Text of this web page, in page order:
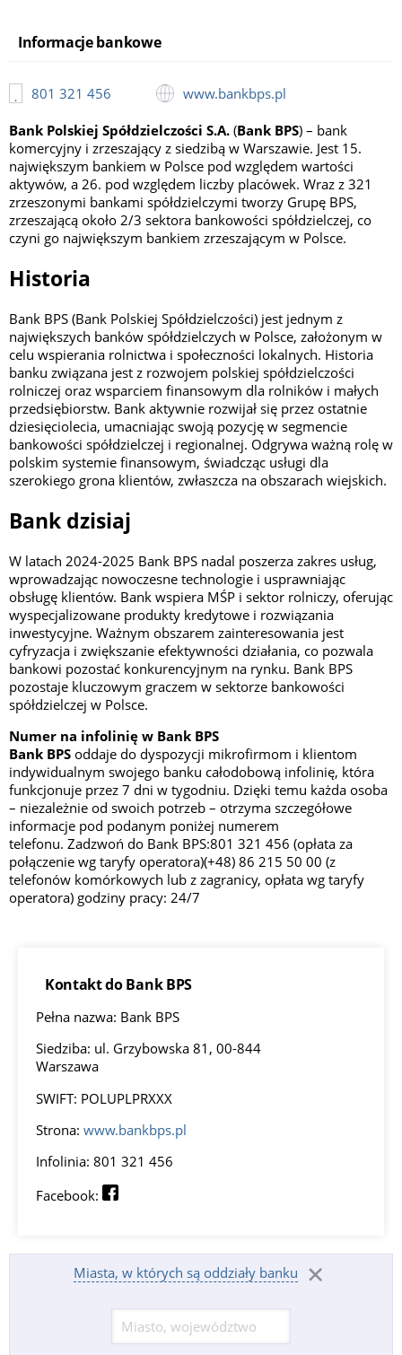
Informacje bankowe
801 321 456 www.bankbps.pl
Bank Polskiej Spółdzielczości S.A. (Bank BPS) – bank
komercyjny i zrzeszający z siedzibą w Warszawie. Jest 15.
największym bankiem w Polsce pod względem wartości
aktywów, a 26. pod względem liczby placówek. Wraz z 321
zrzeszonymi bankami spółdzielczymi tworzy Grupę BPS,
zrzeszającą około 2/3 sektora bankowości spółdzielczej, co
czyni go największym bankiem zrzeszającym w Polsce.
Historia
Bank BPS (Bank Polskiej Spółdzielczości) jest jednym z
największych banków spółdzielczych w Polsce, założonym w
celu wspierania rolnictwa i społeczności lokalnych. Historia
banku związana jest z rozwojem polskiej spółdzielczości
rolniczej oraz wsparciem finansowym dla rolników i małych
przedsiębiorstw. Bank aktywnie rozwijał się przez ostatnie
dziesięciolecia, umacniając swoją pozycję w segmencie
bankowości spółdzielczej i regionalnej. Odgrywa ważną rolę w
polskim systemie finansowym, świadcząc usługi dla
szerokiego grona klientów, zwłaszcza na obszarach wiejskich.
Bank dzisiaj
W latach 2024-2025 Bank BPS nadal poszerza zakres usług,
wprowadzając nowoczesne technologie i usprawniając
obsługę klientów. Bank wspiera MŚP i sektor rolniczy, oferując
wyspecjalizowane produkty kredytowe i rozwiązania
inwestycyjne. Ważnym obszarem zainteresowania jest
cyfryzacja i zwiększanie efektywności działania, co pozwala
bankowi pozostać konkurencyjnym na rynku. Bank BPS
pozostaje kluczowym graczem w sektorze bankowości
spółdzielczej w Polsce.
Numer na infolinię w Bank BPS
Bank BPS oddaje do dyspozycji mikrofirmom i klientom
indywidualnym swojego banku całodobową infolinię, która
funkcjonuje przez 7 dni w tygodniu. Dzięki temu każda osoba
– niezależnie od swoich potrzeb – otrzyma szczegółowe
informacje pod podanym poniżej numerem
telefonu. Zadzwoń do Bank BPS:801 321 456 (opłata za
połączenie wg taryfy operatora)(+48) 86 215 50 00 (z
telefonów komórkowych lub z zagranicy, opłata wg taryfy
operatora) godziny pracy: 24/7
Kontakt do Bank BPS
Pełna nazwa: Bank BPS
Siedziba: ul. Grzybowska 81, 00-844
Warszawa
SWIFT: POLUPLPRXXX
Strona: www.bankbps.pl
Infolinia: 801 321 456
Facebook:
Miasta, w których są oddziały banku